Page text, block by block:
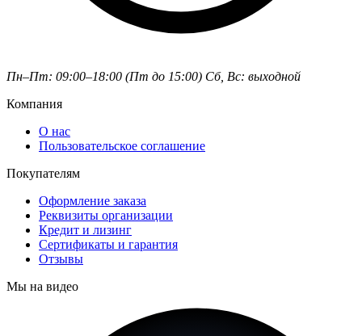
Пн–Пт: 09:00–18:00 (Пт до 15:00) Сб, Вс: выходной
Компания
О нас
Пользовательское соглашение
Покупателям
Оформление заказа
Реквизиты организации
Кредит и лизинг
Сертификаты и гарантия
Отзывы
Мы на видео